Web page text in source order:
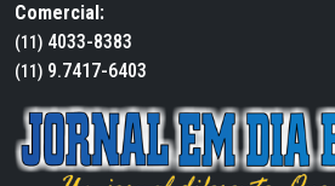
Comercial:
(11) 4033-8383
(11) 9.7417-6403